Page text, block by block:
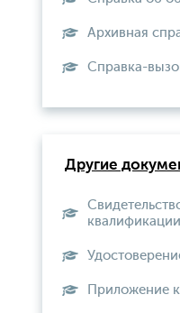
Архивная
Справка-
Другие
квалификации
Приложение